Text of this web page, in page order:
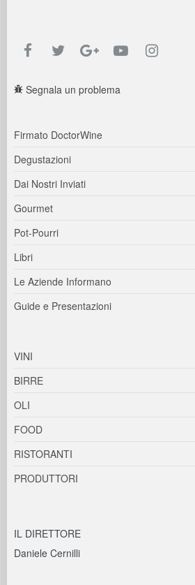
Segnala un problema
Firmato DoctorWine
Degustazioni
Dai Nostri Inviati
Gourmet
Pot-Pourri
Libri
Le Aziende Informano
Guide e Presentazioni
VINI
BIRRE
OLI
FOOD
RISTORANTI
PRODUTTORI
IL DIRETTORE
Daniele Cernilli